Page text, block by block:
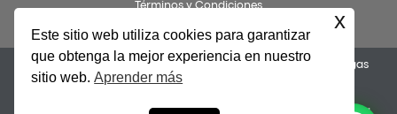
Términos y Condiciones
Derechos y Obligaciones del Paciente
Permiso COFEPRIS 253300201A0049. Dr. Federico Ulises Villegas
García, Cédula 8873972.
Nuevo Polanco Medical Center y Alto Grado Lab Dental son una
Este sitio web utiliza cookies para garantizar
que obtenga la mejor experiencia en nuestro
sitio web.Aprender más
x